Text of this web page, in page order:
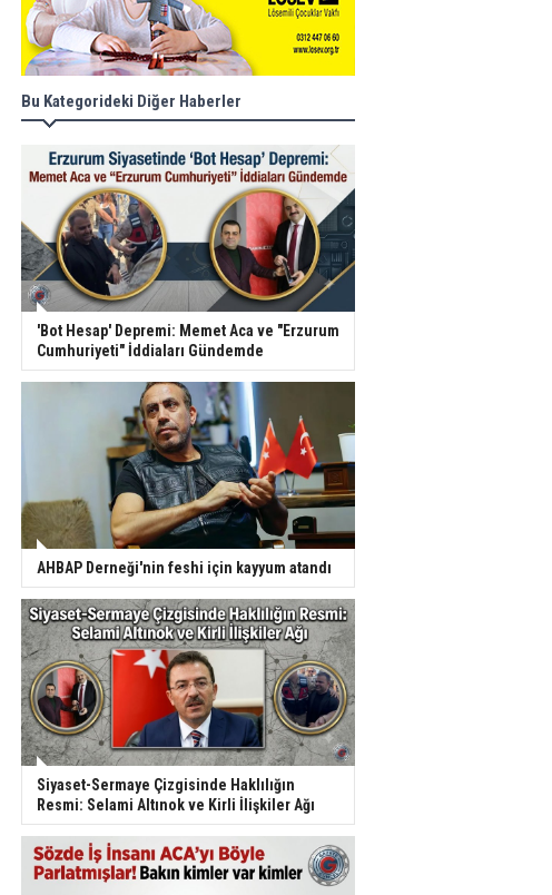
Bu Kategorideki Diğer Haberler
'Bot Hesap' Depremi: Memet Aca ve "Erzurum
Cumhuriyeti" İddiaları Gündemde
AHBAP Derneği'nin feshi için kayyum atandı
Siyaset-Sermaye Çizgisinde Haklılığın
Resmi: Selami Altınok ve Kirli İlişkiler Ağı